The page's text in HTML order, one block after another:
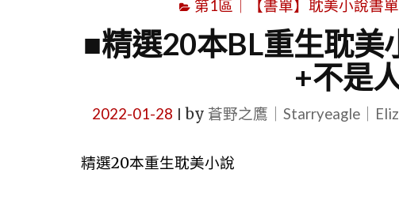
第1區｜【書單】耽美小說書
■精選20本BL重生耽美
+不是
2022-01-28 by 蒼野之鷹｜Starryeagle｜
精選20本重生耽美小說